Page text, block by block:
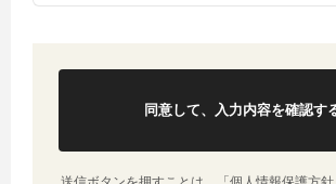
同意して、入力内容を確認す